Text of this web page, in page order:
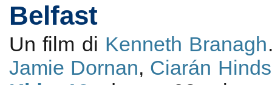
Belfast
Un film di Kenneth Branagh
Jamie Dornan, Ciarán Hinds